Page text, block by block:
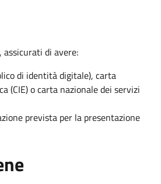
assicurati di avere:
di identità digitale), carta
(CIE) o carta nazionale dei servizi
prevista per la presentazione